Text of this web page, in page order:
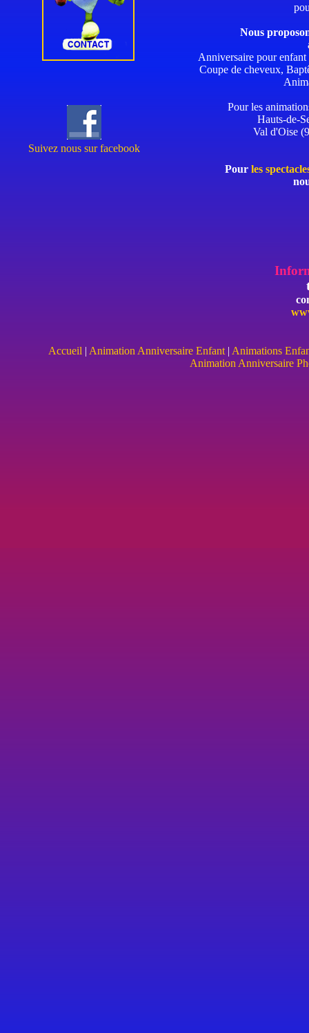
Suivez nous sur facebook
Nous
Anniversaire pour enfant
Coupe de cheveux,
Pour les
Hauts-de-
Val d'Oise
Pour les
Accueil | Animation Anniversaire Enfant | Animations
Animation Anniversaire